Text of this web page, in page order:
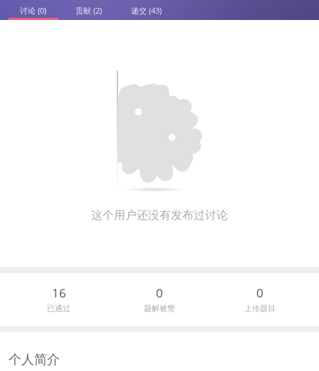
讨论 (0) 贡献 (2) 递交 (43)
这个用户还没有发布过讨论
16
已通过
0
题解被赞
0
上传题目
个人简介